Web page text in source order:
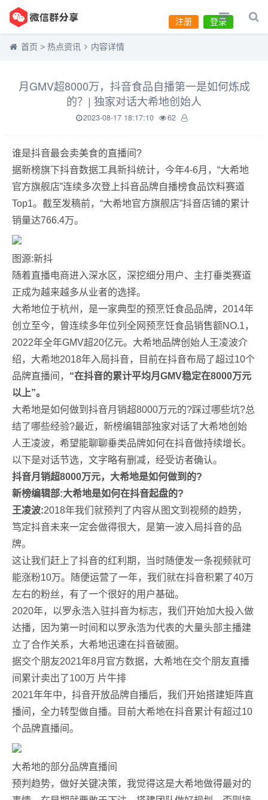
登录
注册
首页 > 热点资讯 内容详情
月GMV超8000万，抖音食品自播第一是如何炼成
的？| 独家对话大希地创始人
2023-08-17 18:17:10 62
谁是抖音最会卖美食的直播间?
据新榜旗下抖音数据工具新抖统计，今年4-6月，“大希地
官方旗舰店”连续多次登上抖音品牌自播榜食品饮料赛道
Top1。截至发稿前，“大希地官方旗舰店”抖音店铺的累计
销量达766.4万。
图源:新抖
随着直播电商进入深水区，深挖细分用户、主打垂类赛道
正成为越来越多从业者的选择。
大希地位于杭州，是一家典型的预烹饪食品品牌，2014年
创立至今，曾连续多年位列全网预烹饪食品销售额NO.1，
2022年全年GMV超20亿元。大希地品牌创始人王凌波介
绍，大希地2018年入局抖音，目前在抖音布局了超过10个
品牌直播间， “在抖音的累计平均月GMV稳定在8000万元
以上”。
大希地是如何做到抖音月销超8000万元的?踩过哪些坑?总
结了哪些经验?最近，新榜编辑部独家对话了大希地创始
人王凌波，希望能聊聊垂类品牌如何在抖音做持续增长。
以下是对话节选，文字略有删减，经受访者确认。
抖音月销超8000万元，大希地是如何做到的?
新榜编辑部:大希地是如何在抖音起盘的?
王凌波:2018年我们就预判了内容从图文到视频的趋势，
笃定抖音未来一定会做得很大，是第一波入局抖音的品
牌。
这让我们赶上了抖音的红利期，当时随便发一条视频就可
能涨粉10万。随便运营了一年，我们就在抖音积累了40万
左右的粉丝，有了一个很好的用户基础。
2020年，以罗永浩入驻抖音为标志，我们开始加大投入做
达播，因为第一时间和以罗永浩为代表的大量头部主播建
立了合作关系，大希地迅速在抖音破圈。
据交个朋友2021年8月官方数据，大希地在交个朋友直播
间累计卖出了100万 片牛排
2021年年中，抖音开放品牌自播后，我们开始搭建矩阵直
播间，全力转型做自播。目前大希地在抖音累计有超过10
个品牌直播间。
大希地的部分品牌直播间
预判趋势，做好关键决策，我觉得这是大希地做得最对的